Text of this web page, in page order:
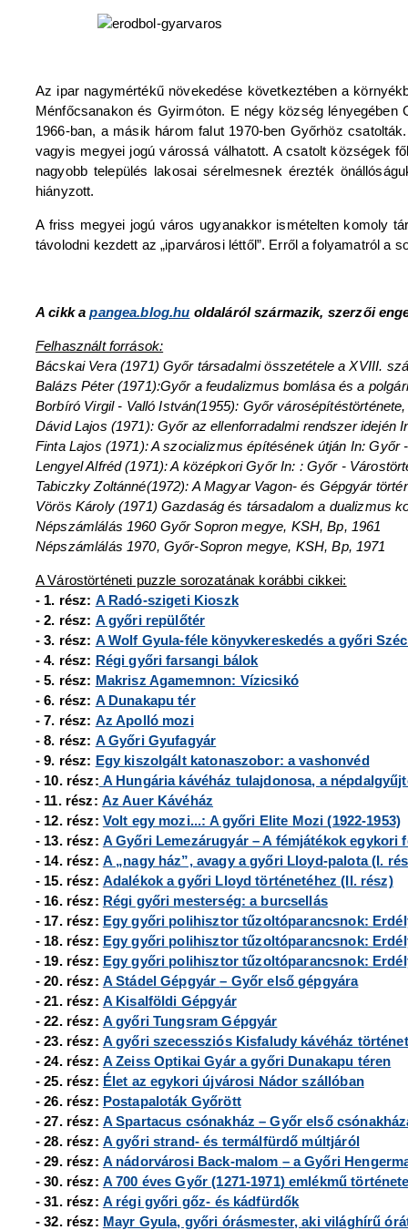
Az ipar nagymértékű növekedése következtében a
Ménfőcsanakon és Gyirmóton. E négy község
1966-ban, a másik három falut 1970-ben Győrhöz
vagyis megyei jogú várossá válhatott. A csatolt községek
nagyobb település lakosai sérelmesnek érezték
hiányzott.
A friss megyei jogú város ugyanakkor ismételten komoly
távolodni kezdett az „iparvárosi léttől”. Erről a folyamatról a
A cikk apangea.blog.hu oldaláról származik, szerzői
Felhasznált források:
Bácskai Vera (1971) Győr társadalmi összetétele a XVIII.
Balázs Péter (1971):Győr a feudalizmus bomlása és a
Borbíró Virgil - Valló István(1955): Győr
Dávid Lajos (1971): Győr az ellenforradalmi rendszer
Finta Lajos (1971): A szocializmus építésének útján In:
Lengyel Alfréd (1971): A középkori Győr In: : Győr -
Tabiczky Zoltánné(1972): A Magyar Vagon- és Gépgyár
Vörös Károly (1971) Gazdaság és társadalom a dualizmus
Népszámlálás 1960 Győr Sopron megye, KSH, Bp, 1961
Népszámlálás 1970, Győr-Sopron megye, KSH, Bp, 1971
A Várostörténeti puzzle sorozatának korábbi cikkei:
- 1. rész: A Radó-szigeti Kioszk
- 2. rész: A győri repülőtér
- 3. rész: A Wolf Gyula-féle könyvkereskedés a győri
- 4. rész: Régi győri farsangi bálok
- 5. rész: Makrisz Agamemnon: Vízicsikó
- 6. rész: A Dunakapu tér
- 7. rész: Az Apolló mozi
- 8. rész: A Győri Gyufagyár
- 9. rész: Egy kiszolgált katonaszobor: a vashonvéd
- 10. rész: A Hungária kávéház tulajdonosa, a
- 11. rész: Az Auer Kávéház
- 12. rész: Volt egy mozi...: A győri Elite Mozi (1922-1953)
- 13. rész: A Győri Lemezárugyár – A fémjátékok egykori
- 14. rész: A „nagy ház”, avagy a győri Lloyd-palota (I.
- 15. rész: Adalékok a győri Lloyd történetéhez (II. rész)
- 16. rész: Régi győri mesterség: a burcsellás
- 17. rész: Egy győri polihisztor tűzoltóparancsnok:
- 18. rész: Egy győri polihisztor tűzoltóparancsnok:
- 19. rész: Egy győri polihisztor tűzoltóparancsnok:
- 20. rész: A Stádel Gépgyár– Győr első gépgyára
- 21. rész: A Kisalföldi Gépgyár
- 22. rész: A győri Tungsram Gépgyár
- 23. rész: A győri szecessziós Kisfaludy kávéház
- 24. rész: A Zeiss Optikai Gyár a győri Dunakapu téren
- 25. rész: Élet az egykori újvárosi Nádor szállóban
- 26. rész: Postapaloták Győrött
- 27. rész: A Spartacus csónakház– Győr első
- 28. rész: A győri strand- és termálfürdő múltjáról
- 29. rész: A nádorvárosi Back-malom – a Győri
- 30. rész: A 700 éves Győr (1271-1971) emlékmű
- 31. rész: A régi győri gőz- és kádfürdők
- 32. rész: Mayr Gyula, győri órásmester, aki világhírű